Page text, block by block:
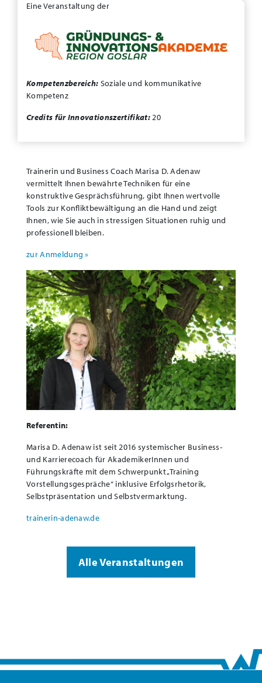
Eine Veranstaltung der
Kompetenzbereich: Soziale und kommunikative
Kompetenz
Credits für Innovationszertifikat:20
Trainerin und Business Coach Marisa D. Adenaw
vermittelt Ihnen bewährte Techniken für eine
konstruktive Gesprächsführung, gibt Ihnen wertvolle
Tools zur Konfliktbewältigung an die Hand und zeigt
Ihnen, wie Sie auch in stressigen Situationen ruhig und
professionell bleiben.
zur Anmeldung »
Referentin:
Marisa D. Adenaw ist seit 2016 systemischer Business-
und Karrierecoach für AkademikerInnen und
Führungskräfte mit dem Schwerpunkt „Training
Vorstellungsgespräche“ inklusive Erfolgsrhetorik,
Selbstpräsentation und Selbstvermarktung.
trainerin-adenaw.de
Alle Veranstaltungen